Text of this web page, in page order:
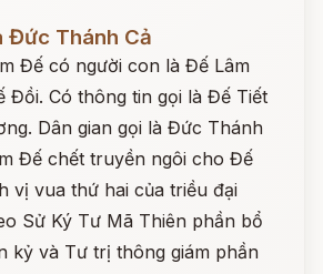
Thánh Cả
Đế có người con là Đế Lâm
Đồi. Có thông tin gọi là Đế Tiết
Dân gian gọi là Đức Thánh
Đế chết truyền ngôi cho Đế
vị vua thứ hai của triều đại
Sử Ký Tư Mã Thiên phần bổ
kỷ và Tư trị thông giám phần